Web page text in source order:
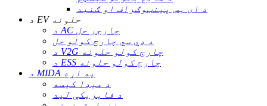
د ای بس پینټوګراف او ګنبد
د EV حلونه
د AC چارجر حل
د ډي سي چارج کولو حل
د V2G چارج کولو حلونه
د ESS چارج کولو حلونه
د MIDA په اړه
د میډا کیسه
د فابریکې لید